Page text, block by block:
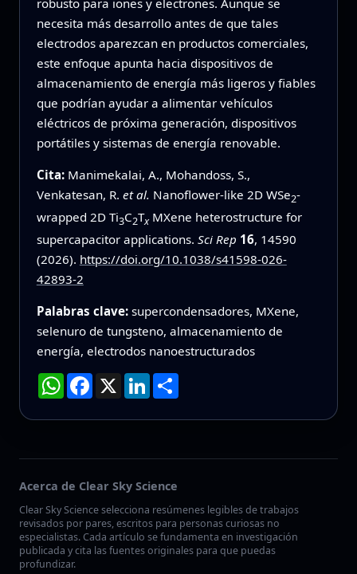
necesita más desarrollo antes de que tales
electrodos aparezcan en productos comerciales,
este enfoque apunta hacia dispositivos de
almacenamiento de energía más ligeros y fiables
que podrían ayudar a alimentar vehículos
eléctricos de próxima generación, dispositivos
portátiles y sistemas de energía renovable.
Cita: Manimekalai, A., Mohandoss, S.,
Venkatesan, R. et al. Nanoflower-like 2D WSe2-
wrapped 2D Ti3C2TxMXene heterostructure for
supercapacitor applications. Sci Rep 16, 14590
(2026). https://doi.org/10.1038/s41598-026-
42893-2
Palabras clave: supercondensadores, MXene,
selenuro de tungsteno, almacenamiento de
energía, electrodos nanoestructurados
WhatsApp
Facebook
X LinkedInCompartir
Acerca de Clear Sky Science
Clear Sky Science selecciona resúmenes legibles de trabajos
revisados por pares, escritos para personas curiosas no
especialistas. Cada artículo se fundamenta en investigación
publicada y cita las fuentes originales para que puedas
profundizar.